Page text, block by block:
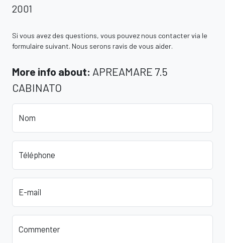
2001
Si vous avez des questions, vous pouvez nous contacter via le
formulaire suivant. Nous serons ravis de vous aider.
More info about: APREAMARE 7.5
CABINATO
Nom
Téléphone
E-mail
Commenter